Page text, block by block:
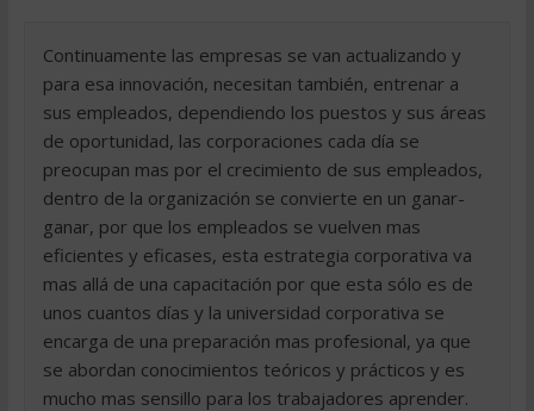
Continuamente las empresas se van actualizando y
para esa innovación, necesitan también, entrenar a
sus empleados, dependiendo los puestos y sus áreas
de oportunidad, las corporaciones cada día se
preocupan mas por el crecimiento de sus empleados,
dentro de la organización se convierte en un ganar-
ganar, por que los empleados se vuelven mas
eficientes y eficases, esta estrategia corporativa va
mas allá de una capacitación por que esta sólo es de
unos cuantos días y la universidad corporativa se
encarga de una preparación mas profesional, ya que
se abordan conocimientos teóricos y prácticos y es
mucho mas sensillo para los trabajadores aprender.